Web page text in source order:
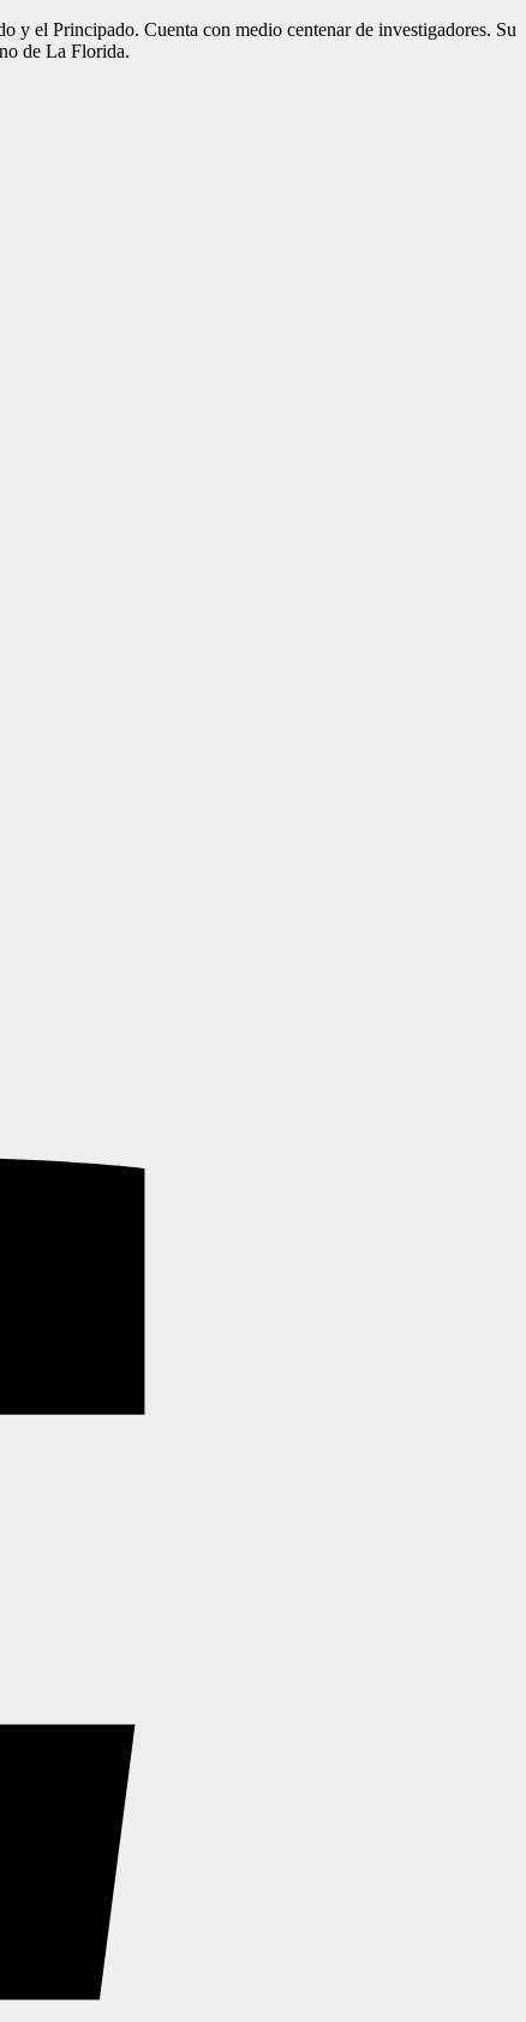
el Principado. Cuenta con medio centenar de investigadores. Su
de La Florida.